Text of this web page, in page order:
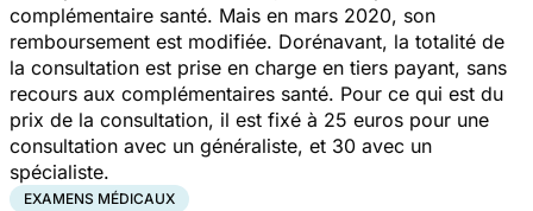
complémentaire santé. Mais en mars 2020, son
remboursement est modifiée. Dorénavant, la totalité de
la consultation est prise en charge en tiers payant, sans
recours aux complémentaires santé. Pour ce qui est du
prix de la consultation, il est fixé à 25 euros pour une
consultation avec un généraliste, et 30 avec un
spécialiste.
EXAMENS MÉDICAUX